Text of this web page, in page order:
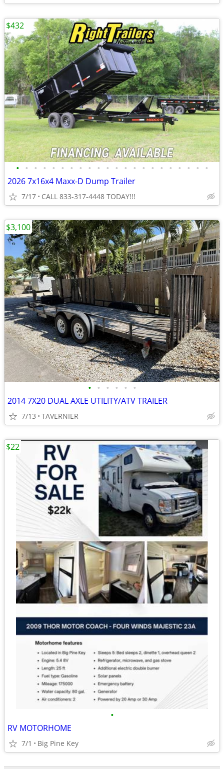
• • • • • • • • • • • • • • • • • • • • • •
2026 7x16x4 Maxx-D Dump Trailer
7/17 CALL 833-317-4448 TODAY!!!
$432
• • • • • •
2014 7X20 DUAL AXLE UTILITY/ATV TRAILER
7/13 TAVERNIER
$3,100
•
RV MOTORHOME
7/1 Big Pine Key
$22